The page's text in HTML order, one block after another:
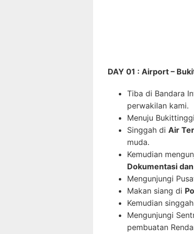
DAY 01 : Airport –
Tiba di Bandara
perwakilan kami.
Menuju
Singgah di Air
muda.
Kemudian
Dokumentasi
Mengunjungi
Makan siang di
Kemudian
Mengunjungi
pembuatan